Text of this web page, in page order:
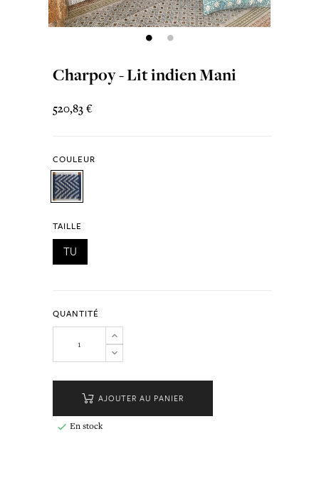
Charpoy - Lit indien Mani
520,83 €
COULEUR
TAILLE
TU
QUANTITÉ
AJOUTER AU PANIER
 En stock